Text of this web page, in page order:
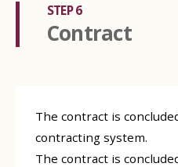
STEP 6
Contract
The contract is
contracting system.
The contract is